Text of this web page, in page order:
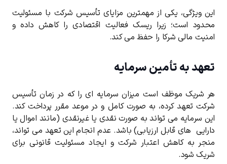
این ویژگی، یکی از مهمترین مزایای تأسیس شرکت با مسئولیت
محدود است؛ زیرا ریسک فعالیت اقتصادی را کاهش داده و
امنیت مالی شرکا را حفظ می ‌کند.
تعهد به تأمین سرمایه
هر شریک موظف است میزان سرمایه ‌ای را که در زمان تأسیس
شرکت تعهد کرده، به صورت کامل و در موعد مقرر پرداخت کند.
این سرمایه می ‌تواند به ‌صورت نقدی یا غیرنقدی (مانند اموال یا
دارایی‌ های قابل ارزیابی) باشد. عدم انجام این تعهد می‌ تواند،
منجر به کاهش اعتبار شرکت و ایجاد مسئولیت قانونی برای
شریک شود.